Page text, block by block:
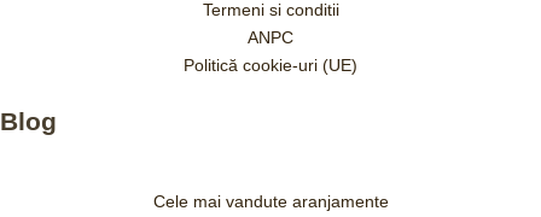
Termeni si conditii
ANPC
Politică cookie-uri (UE)
Blog
Cele mai vandute aranjamente